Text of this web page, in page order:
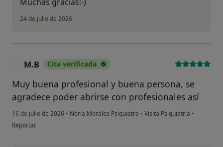
24 de julio de 2026
M.B Cita verificada
Muy buena profesional y buena persona, se
agradece poder abrirse con profesionales así
16 de julio de 2026 • Neria Morales Psiquiatra • Visita Psiquiatría •
en opinión del usuario M.B
Reportar